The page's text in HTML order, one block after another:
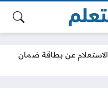
الاستعلام عن بطاقة ضمان